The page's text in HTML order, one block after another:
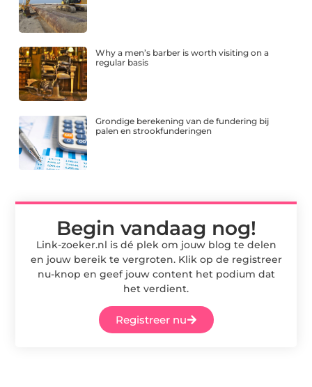
Why a men’s barber is worth visiting on a
regular basis
Grondige berekening van de fundering bij
palen en strookfunderingen
Begin vandaag nog!
Link-zoeker.nl is dé plek om jouw blog te delen
en jouw bereik te vergroten. Klik op de registreer
nu-knop en geef jouw content het podium dat
het verdient.
Registreer nu